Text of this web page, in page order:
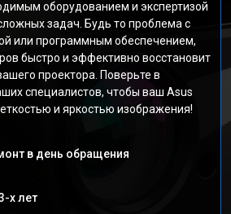
оборудованием и экспертизой
задач. Будь то проблема с
или программным обеспечением,
быстро и эффективно восстановит
проектора. Поверьте в
специалистов, чтобы ваш Asus
и яркостью изображения!
в день обращения
х лет